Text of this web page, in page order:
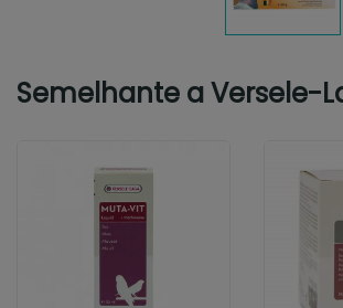
Semelhante a Versele-